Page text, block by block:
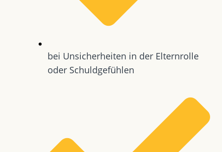
bei Unsicherheiten in der Elternrolle
oder Schuldgefühlen